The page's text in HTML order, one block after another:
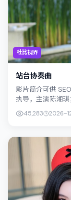
杜比视界
站台协奏曲
影片简介可供
执导，主演陈湘
议题与个体命运，
45,283 2026-